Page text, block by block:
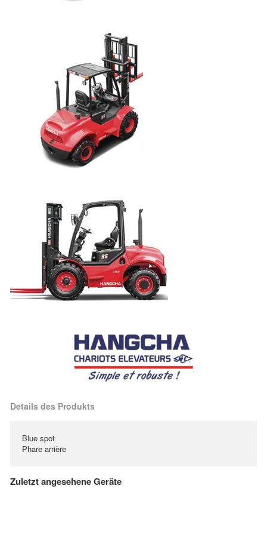
Details des Produkts
Blue spot
Phare arrière
Zuletzt angesehene Geräte